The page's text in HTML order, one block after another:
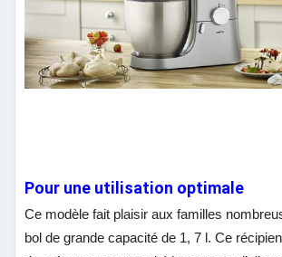
Pour une utilisation optimale
Ce modèle fait plaisir aux familles
bol de grande capacité de 1, 7 l. Ce